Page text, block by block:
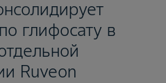
глифосату в
Ruveon